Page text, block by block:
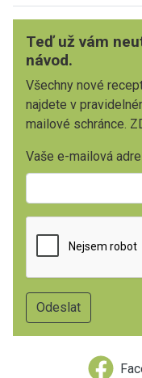
Teď už vám
návod.
Všechny nové
najdete v
mailové schránce.
Vaše e-mailová